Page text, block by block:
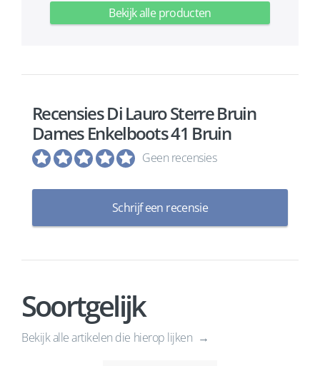
Bekijk alle producten
Recensies Di Lauro Sterre Bruin
Dames Enkelboots 41 Bruin
Geen recensies
Schrijf een recensie
Soortgelijk
Bekijk alle artikelen die hierop lijken